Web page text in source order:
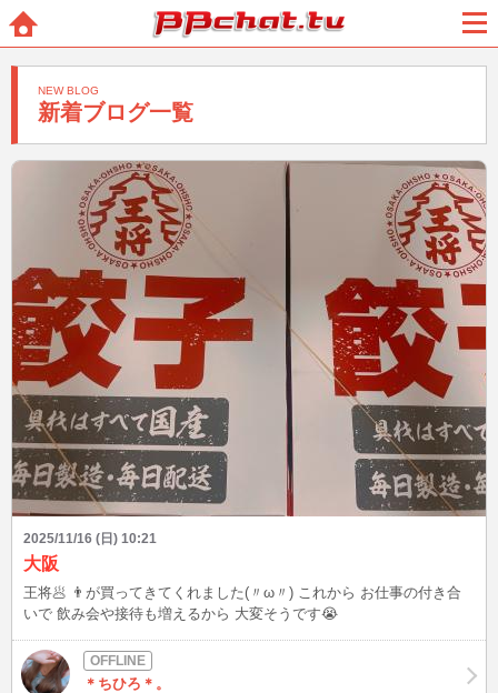
BBchatTV
新着ブログ一覧
NEW BLOG
2025/11/16 (日) 10:21
大阪
王将🥟 👨が買ってきてくれました(〃ω〃) これから お仕事の付き合
いで 飲み会や接待も増えるから 大変そうです😭
＊ちひろ＊。